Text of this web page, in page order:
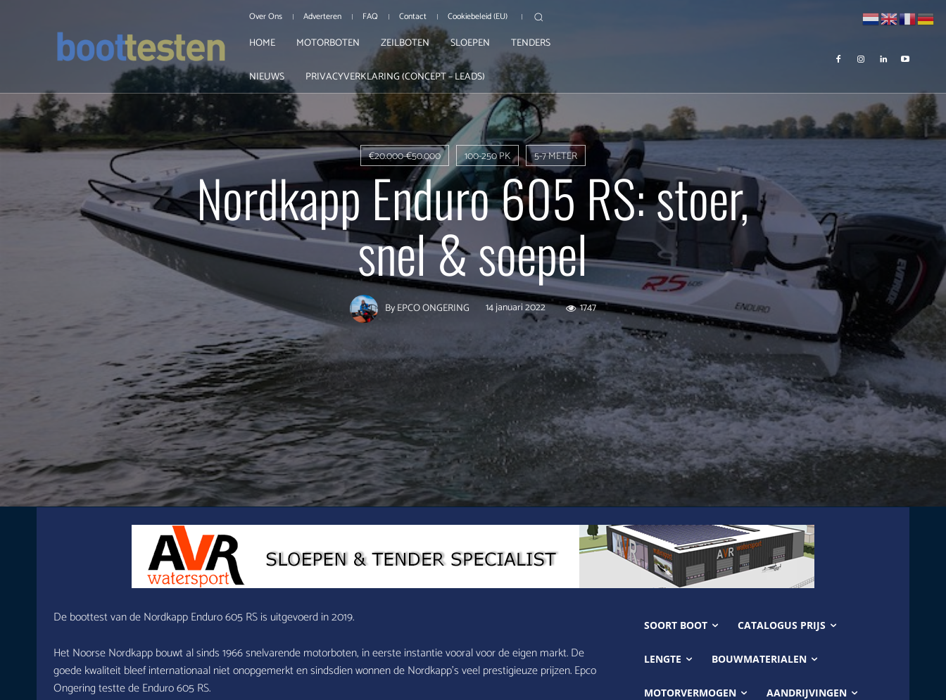
Over Ons Adverteren FAQ Contact Cookiebeleid (EU)
HOME MOTORBOTEN ZEILBOTEN SLOEPEN TENDERS
NIEUWS PRIVACYVERKLARING (CONCEPT – LEADS)
€20.000-€50.000 100-250 PK 5-7 METER
Nordkapp Enduro 605 RS: stoer,
snel & soepel
ByEPCO ONGERING 14 januari 2022 1747
De boottest van de Nordkapp Enduro 605 RS is uitgevoerd in 2019.
Het Noorse Nordkapp bouwt al sinds 1966 snelvarende motorboten, in eerste instantie vooral voor de eigen markt. De
goede kwaliteit bleef internationaal niet onopgemerkt en sindsdien wonnen de Nordkapp’s veel prestigieuze prijzen. Epco
Ongering testte de Enduro 605 RS.
SOORT BOOT CATALOGUS PRIJS
LENGTE BOUWMATERIALEN
MOTORVERMOGEN AANDRIJVINGEN